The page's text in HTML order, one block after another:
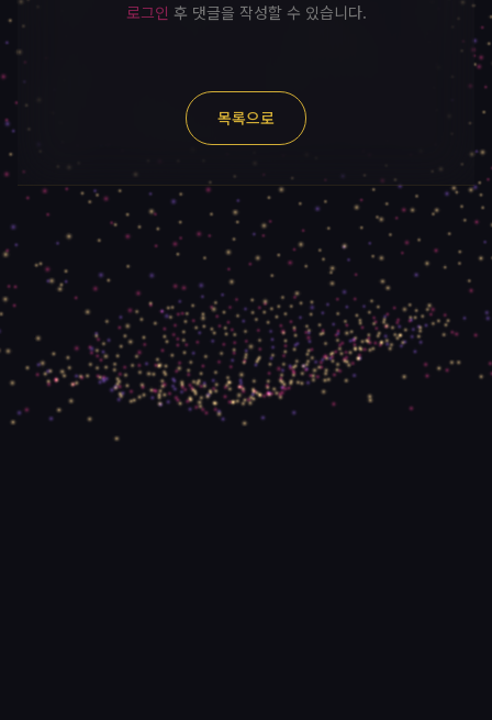
로그인 후 댓글을 작성할 수 있습니다.
목록으로